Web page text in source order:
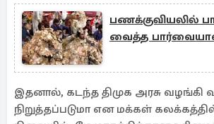
பணக்குவியலில்
வைத்த
இதனால், கடந்த திமுக அரசு வழங்கி
நிறுத்தப்படுமா என மக்கள்